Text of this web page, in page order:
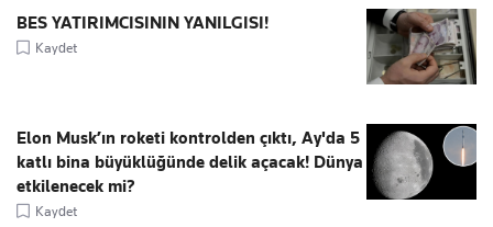
BES YATIRIMCISININ YANILGISI!
Kaydet
Elon Musk’ın roketi kontrolden çıktı, Ay'da 5
katlı bina büyüklüğünde delik açacak! Dünya
etkilenecek mi?
Kaydet